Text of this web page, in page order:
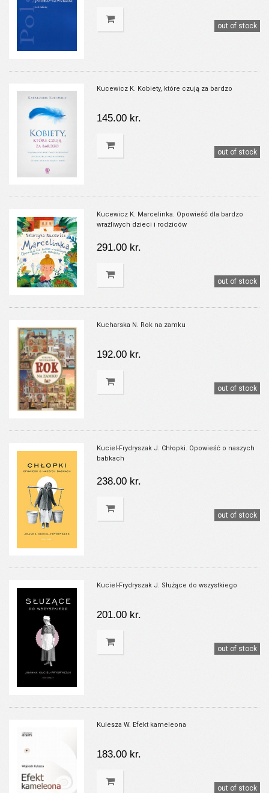
out of stock
Kucewicz K. Kobiety, które czują za bardzo
145.00 kr.
out of stock
Kucewicz K. Marcelinka. Opowieść dla bardzo
wrażliwych dzieci i rodziców
291.00 kr.
out of stock
Kucharska N. Rok na zamku
192.00 kr.
out of stock
Kuciel-Frydryszak J. Chłopki. Opowieść o naszych
babkach
238.00 kr.
out of stock
Kuciel-Frydryszak J. Służące do wszystkiego
201.00 kr.
out of stock
Kulesza W. Efekt kameleona
183.00 kr.
out of stock